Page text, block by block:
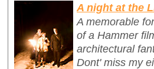
A night at the
A memorable
of a Hammer
architectural
Dont' miss my